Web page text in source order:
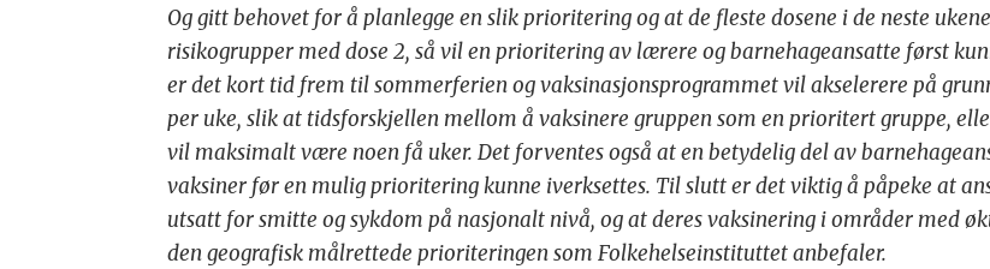
Og gitt behovet for å planlegge en slik prioritering og at de fleste dosene i de neste
risikogrupper med dose 2, så vil en prioritering av lærere og barnehageansatte først
er det kort tid frem til sommerferien og vaksinasjonsprogrammet vil akselerere på
per uke, slik at tidsforskjellen mellom å vaksinere gruppen som en prioritert gruppe,
vil maksimalt være noen få uker. Det forventes også at en betydelig del av
vaksiner før en mulig prioritering kunne iverksettes. Til slutt er det viktig å påpeke at
utsatt for smitte og sykdom på nasjonalt nivå, og at deres vaksinering i områder med
den geografisk målrettede prioriteringen som Folkehelseinstituttet anbefaler.